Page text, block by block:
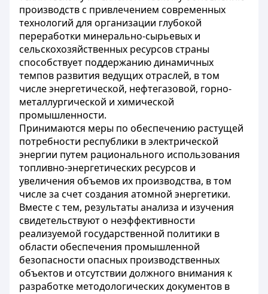
производств с привлечением современных
технологий для организации глубокой
переработки минерально-сырьевых и
сельскохозяйственных ресурсов страны
способствует поддержанию динамичных
темпов развития ведущих отраслей, в том
числе энергетической, нефтегазовой, горно-
металлургической и химической
промышленности.
Принимаются меры по обеспечению растущей
потребности республики в электрической
энергии путем рационального использования
топливно-энергетических ресурсов и
увеличения объемов их производства, в том
числе за счет создания атомной энергетики.
Вместе с тем, результаты анализа и изучения
свидетельствуют о неэффективности
реализуемой государственной политики в
области обеспечения промышленной
безопасности опасных производственных
объектов и отсутствии должного внимания к
разработке методологических документов в